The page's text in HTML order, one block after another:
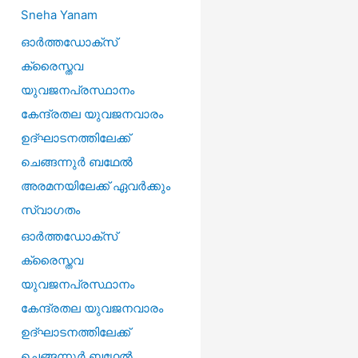
Sneha Yanam
ഓർത്തഡോക്സ്
ക്രൈസ്തവ
യുവജനപ്രസ്ഥാനം
കേന്ദ്രതല യുവജനവാരം
ഉദ്ഘാടനത്തിലേക്ക്
ചെങ്ങന്നുർ ബഥേൽ
അരമനയിലേക്ക് ഏവർക്കും
സ്വാഗതം
ഓർത്തഡോക്സ്
ക്രൈസ്തവ
യുവജനപ്രസ്ഥാനം
കേന്ദ്രതല യുവജനവാരം
ഉദ്ഘാടനത്തിലേക്ക്